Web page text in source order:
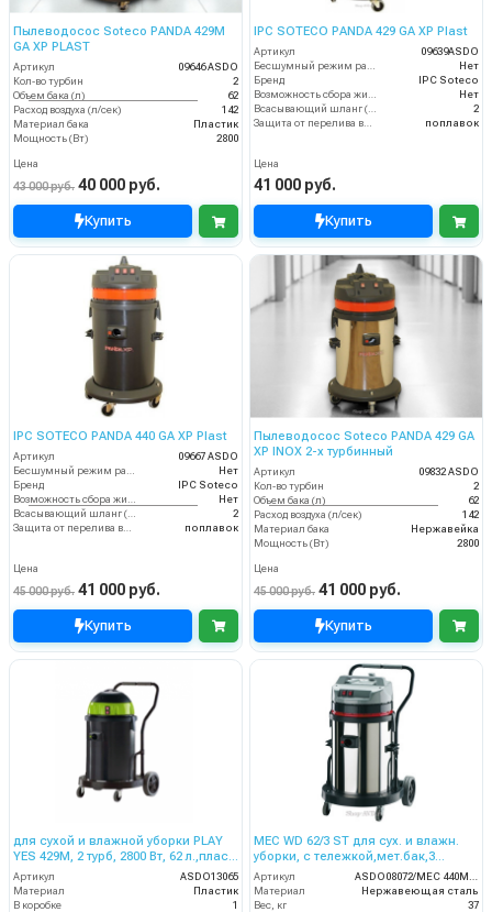
Пылеводосос Soteco PANDA 429M
GA XP PLAST
Артикул
09646 ASDO
Кол-во турбин
2
Объем бака (л)
62
Расход воздуха (л/сек)
142
Материал бака
Пластик
Мощность (Вт)
2800
Цена
43 000 руб. 40 000 руб.
Купить
IPC SOTECO PANDA 429 GA XP Plast
Артикул
09639ASDO
Бесшумный режим работы
Нет
Бренд
IPC Soteco
Возможность сбора жидкой грязи
Нет
Всасывающий шланг (м)
2
Защита от перелива воды
поплавок
Цена
41 000 руб.
Купить
IPC SOTECO PANDA 440 GA XP Plast
Артикул
09667 ASDO
Нет
Бренд
IPC Soteco
Нет
2
поплавок
Цена
45 000 руб. 41 000 руб.
Купить
Пылеводосос Soteco PANDA 429 GA
XP INOX 2-х турбинный
Артикул
09832 ASDO
Кол-во турбин
2
Объем бака (л)
62
Расход воздуха (л/сек)
142
Материал бака
Нержавейка
Мощность (Вт)
2800
Цена
45 000 руб. 41 000 руб.
Купить
для сухой и влажной уборки PLAY
YES 429M, 2 турб, 2800 Вт, 62 л.,пласт.
со сливным шлангом
Артикул
ASDO13065
Материал
Пластик
В коробке
1
MEC WD 62/3 ST для сух. и влажн.
уборки, с тележкой,мет.бак,3
турб,3500Вт,62 л. полн. компл.
Артикул
Материал
Нержавеющая сталь
Вес, кг
37